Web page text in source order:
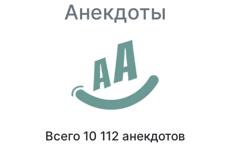
Анекдоты
Всего 10 112 анекдотов